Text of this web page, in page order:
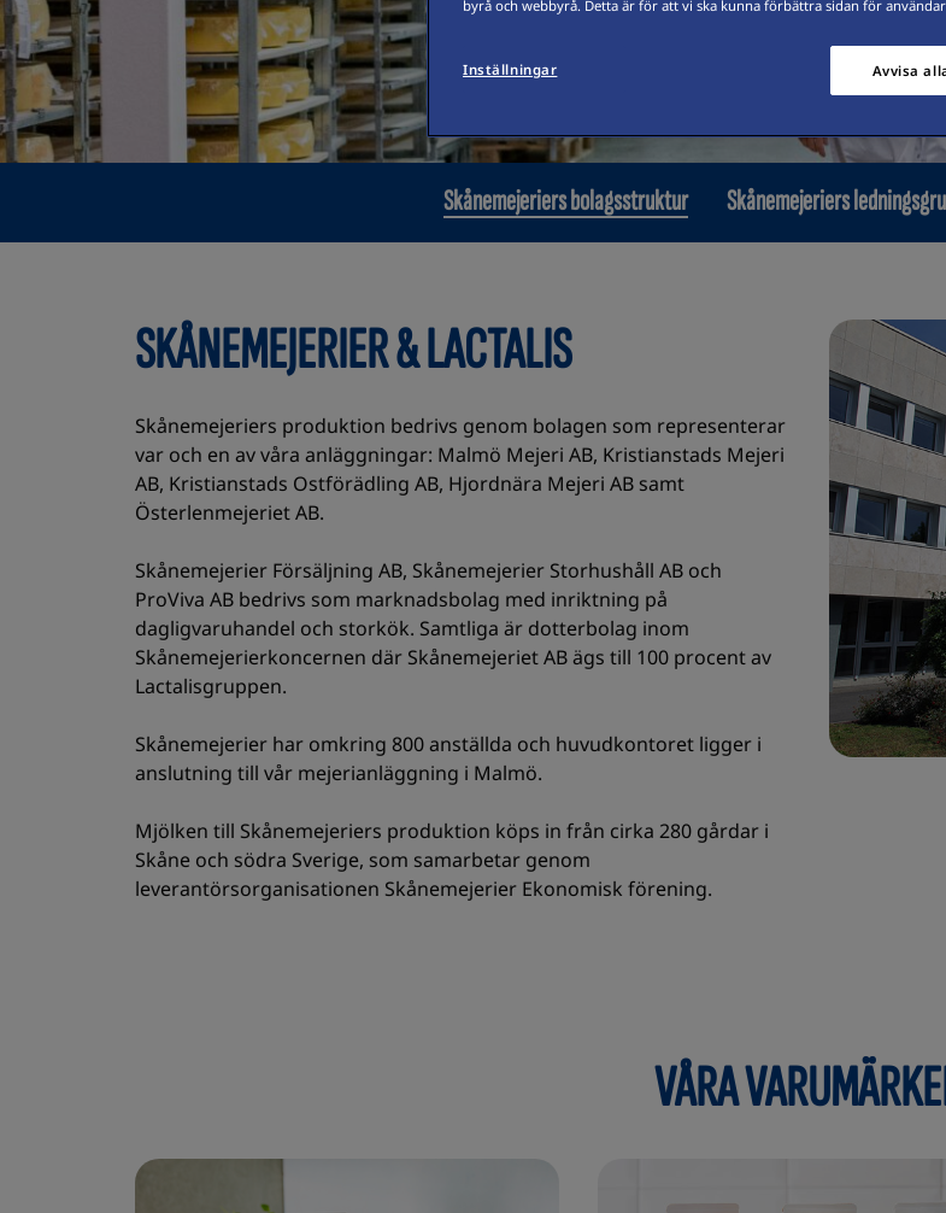
Skånemejeriers bolagsstruktur Skånemejeriers
SKÅNEMEJERIER & LACTALIS
Skånemejeriers produktion bedrivs genom bolagen som representerar
var och en av våra anläggningar: Malmö Mejeri AB, Kristianstads Mejeri
AB, Kristianstads Ostförädling AB, Hjordnära Mejeri AB samt
Österlenmejeriet AB.
Skånemejerier Försäljning AB, Skånemejerier Storhushåll AB och
ProViva AB bedrivs som marknadsbolag med inriktning på
dagligvaruhandel och storkök. Samtliga är dotterbolag inom
Skånemejerierkoncernen där Skånemejeriet AB ägs till 100 procent av
Lactalisgruppen.
Skånemejerier har omkring 800 anställda och huvudkontoret ligger i
anslutning till vår mejerianläggning i Malmö.
Mjölken till Skånemejeriers produktion köps in från cirka 280 gårdar i
Skåne och södra Sverige, som samarbetar genom
leverantörsorganisationen Skånemejerier Ekonomisk förening.
VÅRA
byrå och webbyrå. Detta är för att vi ska kunna förbättra sidan för
Avvisa
Inställningar